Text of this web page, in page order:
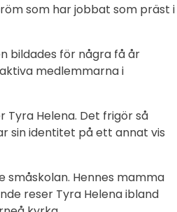
som har jobbat som präst i
bildades för några få år
medlemmarna i
Helena. Det frigör så
sin identitet på ett annat vis
småskolan. Hennes mamma
reser Tyra Helena ibland